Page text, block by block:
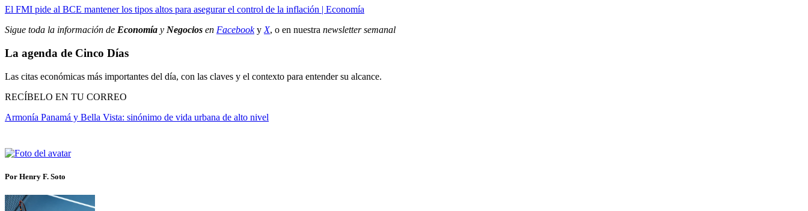
El FMI pide al BCE mantener los tipos altos para asegurar el control de la inflación | Economía
Sigue toda la información de Economía y Negocios en Facebooky X, o en nuestra newsletter semanal
La agenda de Cinco Días
Las citas económicas más importantes del día, con las claves y el contexto para entender su alcance.
RECÍBELO EN TU CORREO
Armonía Panamá y Bella Vista: sinónimo de vida urbana de alto nivel
Por Henry F. Soto